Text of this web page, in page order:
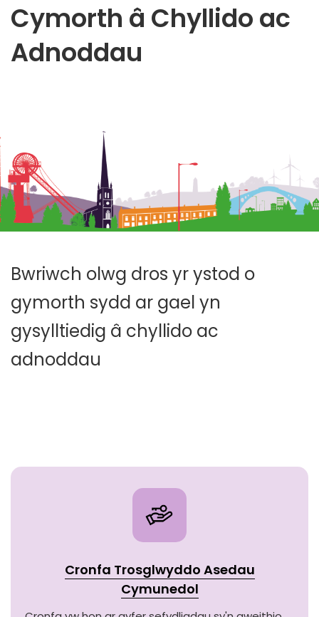
Cymorth â Chyllido ac
Adnoddau
Bwriwch olwg dros yr ystod o
gymorth sydd ar gael yn
gysylltiedig â chyllido ac
adnoddau
Cronfa Trosglwyddo Asedau
Cymunedol